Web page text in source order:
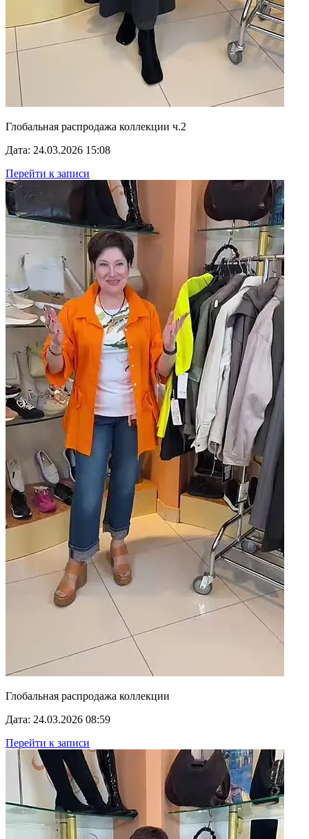
Глобальная распродажа коллекции ч.2
Дата: 24.03.2026 15:08
Перейти к записи
Глобальная распродажа коллекции
Дата: 24.03.2026 08:59
Перейти к записи